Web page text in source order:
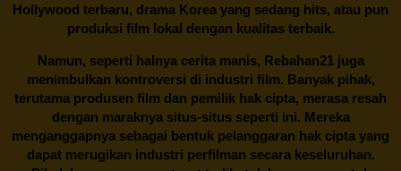
Hollywood terbaru, drama Korea yang sedang hits, atau pun
produksi film lokal dengan kualitas terbaik.
Namun, seperti halnya cerita manis, Rebahan21juga
menimbulkan kontroversi di industri film. Banyak pihak,
terutama produsen film dan pemilik hak cipta, merasa resah
dengan maraknya situs-situs seperti ini. Mereka
menganggapnya sebagai bentuk pelanggaran hak cipta yang
dapat merugikan industri perfilman secara keseluruhan.